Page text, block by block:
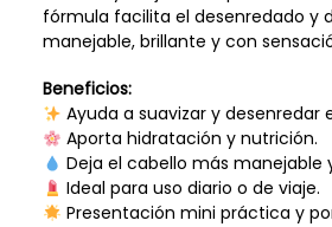
fórmula facilita el desenredado y
manejable, brillante y con
Beneficios:
Ayuda a suavizar y desenredar
Aporta hidratación y nutrición.
Deja el cabello más manejable
Ideal para uso diario o de viaje.
Presentación mini práctica y